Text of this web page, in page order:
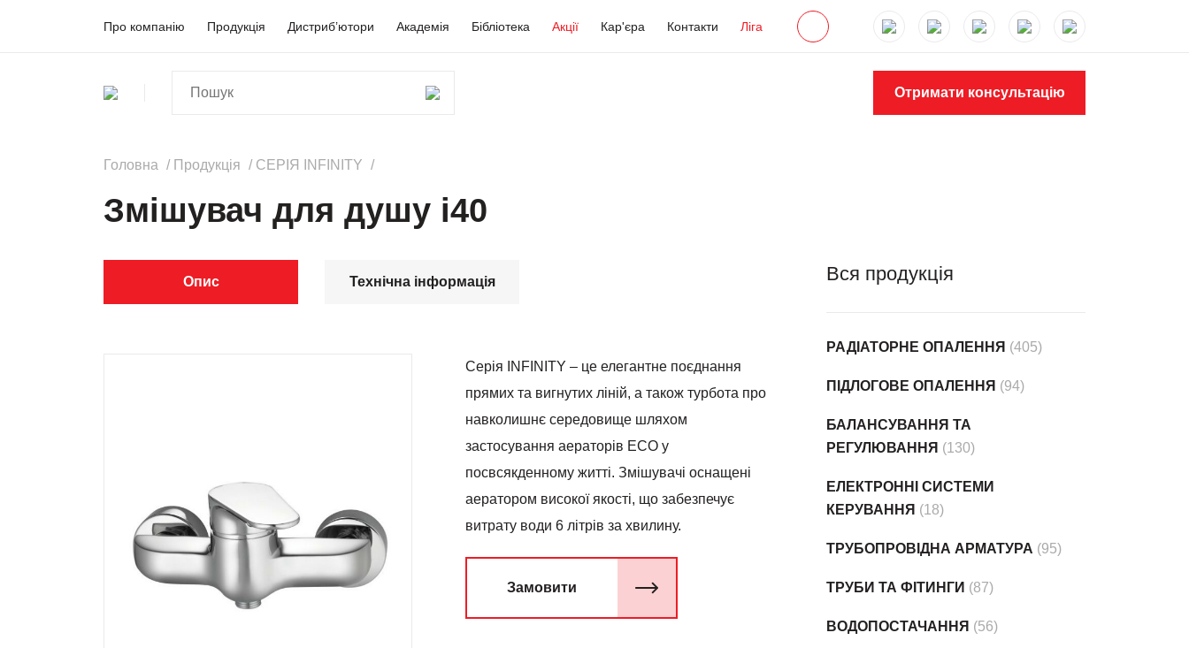
Про компанію Продукція Дистриб’ютори Академія Бібліотека Акції Кар'єра Контакти Ліга
Отримати консультацію
Головна Продукція СЕРІЯ INFINITY
Змішувач для душу i40
Опис Технічна інформація
Серія INFINITY – це елегантне поєднання
прямих та вигнутих ліній, а також турбота про
навколишнє середовище шляхом
застосування аераторів ECO у
посвсякденному житті. Змішувачі оснащені
аератором високої якості, що забезпечує
витрату води 6 літрів за хвилину.
Замовити
Вся продукція
РАДІАТОРНЕ ОПАЛЕННЯ (405)
ПІДЛОГОВЕ ОПАЛЕННЯ (94)
БАЛАНСУВАННЯ ТА
РЕГУЛЮВАННЯ (130)
ЕЛЕКТРОННІ СИСТЕМИ
КЕРУВАННЯ (18)
ТРУБОПРОВІДНА АРМАТУРА (95)
ТРУБИ ТА ФІТИНГИ (87)
ВОДОПОСТАЧАННЯ (56)